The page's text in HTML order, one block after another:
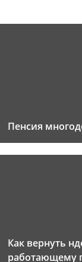
Пенсия
Как вернуть
работающему